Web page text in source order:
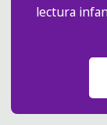
lectura